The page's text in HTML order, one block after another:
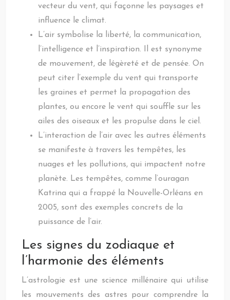
vecteur du vent, qui façonne les paysages et
influence le climat.
L’air symbolise la liberté, la communication,
l’intelligence et l’inspiration. Il est synonyme
de mouvement, de légèreté et de pensée. On
peut citer l’exemple du vent qui transporte
les graines et permet la propagation des
plantes, ou encore le vent qui souffle sur les
ailes des oiseaux et les propulse dans le ciel.
L’interaction de l’air avec les autres éléments
se manifeste à travers les tempêtes, les
nuages et les pollutions, qui impactent notre
planète. Les tempêtes, comme l’ouragan
Katrina qui a frappé la Nouvelle-Orléans en
2005, sont des exemples concrets de la
puissance de l’air.
Les signes du zodiaque et
l’harmonie des éléments
L’astrologie est une science millénaire qui utilise
les mouvements des astres pour comprendre la